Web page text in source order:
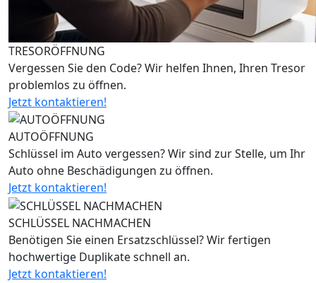
TRESORÖFFNUNG
Vergessen Sie den Code? Wir helfen Ihnen, Ihren Tresor
problemlos zu öffnen.
Jetzt kontaktieren!
AUTOÖFFNUNG
Schlüssel im Auto vergessen? Wir sind zur Stelle, um Ihr
Auto ohne Beschädigungen zu öffnen.
Jetzt kontaktieren!
SCHLÜSSEL NACHMACHEN
Benötigen Sie einen Ersatzschlüssel? Wir fertigen
hochwertige Duplikate schnell an.
Jetzt kontaktieren!